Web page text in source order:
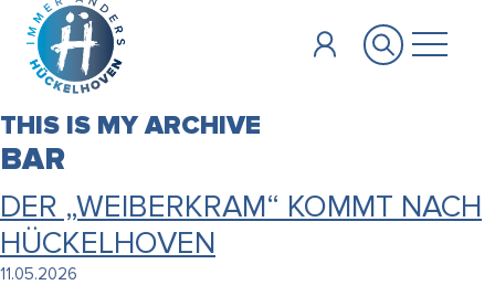
Zum Hauptinhalt springen
THIS IS MY ARCHIVE
BAR
DER „WEIBERKRAM“ KOMMT NACH
HÜCKELHOVEN
11.05.2026